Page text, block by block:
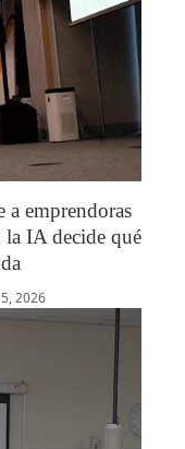
a emprendoras
la IA decide qué
2026